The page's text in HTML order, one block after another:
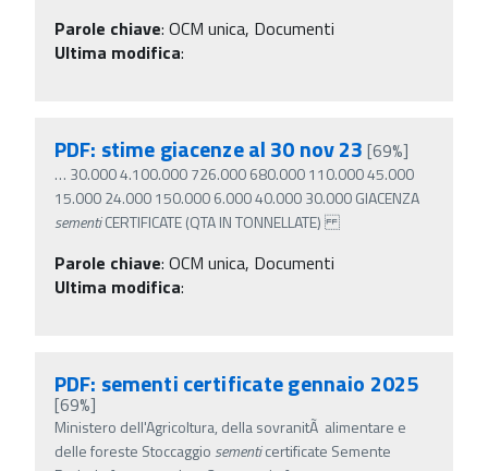
Parole chiave: OCM unica, Documenti
Ultima modifica:
PDF: stime giacenze al 30 nov 23 [69%]
… 30.000 4.100.000 726.000 680.000 110.000 45.000
15.000 24.000 150.000 6.000 40.000 30.000 GIACENZA
sementiCERTIFICATE (QTA IN TONNELLATE)
Parole chiave: OCM unica, Documenti
Ultima modifica:
PDF: sementi certificate gennaio 2025
[69%]
Ministero dell'Agricoltura, della sovranitÃ alimentare e
delle foreste Stoccaggio sementicertificate Semente